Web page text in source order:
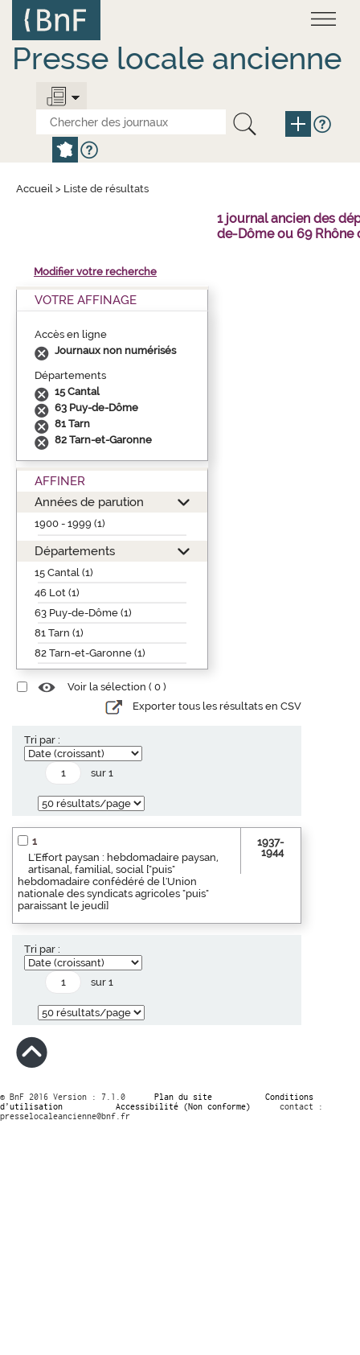
contenu
principal
Presse locale ancienne
Accueil > Liste de résultats
1 journal ancien des
de-Dôme ou 69 Rhône
Modifier votre recherche
VOTRE AFFINAGE
Accès en ligne
Journaux non numérisés
Départements
15 Cantal
63 Puy-de-Dôme
81 Tarn
82 Tarn-et-Garonne
AFFINER
Années de parution
1900 - 1999 (1)
Départements
15 Cantal (1)
46 Lot (1)
63 Puy-de-Dôme (1)
81 Tarn (1)
82 Tarn-et-Garonne (1)
Voir la sélection ( 0 )
Exporter tous les résultats en CSV
Tri par :
sur 1
1
L'Effort paysan : hebdomadaire paysan,
artisanal, familial, social ["puis"
hebdomadaire confédéré de l'Union
nationale des syndicats agricoles "puis"
paraissant le jeudi]
1937-
1944
Tri par :
sur 1
© BnF 2016 Version : 7.1.0 Plan du site
Conditions
d’utilisation
Accessibilité (Non conforme)
contact :
presselocaleancienne@bnf.fr
Panneau de gestion des cookies